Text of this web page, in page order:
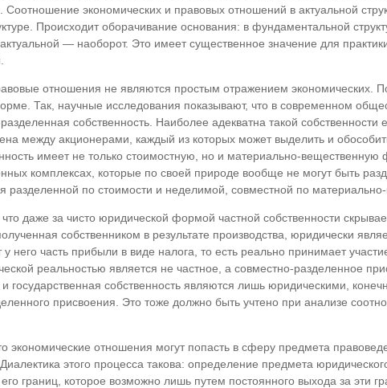
экономических и правовых отношений в актуальной
Происходит оборачивание основания: в фундаментальной
— наоборот. Это имеет существенное значение для
отношения не являются простым отражением экономических.
Так, научные исследования показывают, что в современном
собственность. Наиболее адекватна такой
между акционерами, каждый из которых может выделить и
имеет не только стоимостную, но и материально-
комплексах, которые по своей природе вообще не могут быть
разделенной по стоимости и неделимой, совместной по
даже за чисто юридической формой частной собственности
собственником в результате производства, юридически
него часть прибыли в виде налога, то есть реально принимает
реальностью является не частное, а совместно-разделенное
государственная собственность являются лишь юридическими,
присвоения. Это тоже должно быть учтено при анализе
экономические отношения могут попасть в сферу предмета
этого процесса такова: определение предмета
границ, которое возможно лишь путем постоянного выхода за эти